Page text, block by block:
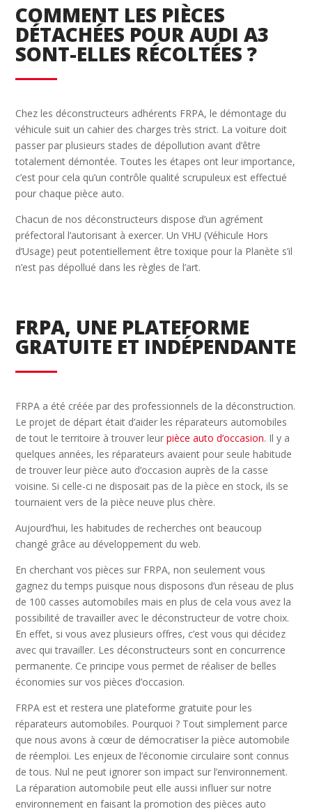
COMMENT LES PIÈCES
DÉTACHÉES POUR AUDI A3
SONT-ELLES RÉCOLTÉES ?
Chez les déconstructeurs adhérents FRPA, le démontage du
véhicule suit un cahier des charges très strict. La voiture doit
passer par plusieurs stades de dépollution avant d’être
totalement démontée. Toutes les étapes ont leur importance,
c’est pour cela qu’un contrôle qualité scrupuleux est effectué
pour chaque pièce auto.
Chacun de nos déconstructeurs dispose d’un agrément
préfectoral l’autorisant à exercer. Un VHU (Véhicule Hors
d’Usage) peut potentiellement être toxique pour la Planète s’il
n’est pas dépollué dans les règles de l’art.
FRPA, UNE PLATEFORME
GRATUITE ET INDÉPENDANTE
FRPA a été créée par des professionnels de la déconstruction.
Le projet de départ était d’aider les réparateurs automobiles
de tout le territoire à trouver leurpièce auto d’occasion. Il y a
quelques années, les réparateurs avaient pour seule habitude
de trouver leur pièce auto d’occasion auprès de la casse
voisine. Si celle-ci ne disposait pas de la pièce en stock, ils se
tournaient vers de la pièce neuve plus chère.
Aujourd’hui, les habitudes de recherches ont beaucoup
changé grâce au développement du web.
En cherchant vos pièces sur FRPA, non seulement vous
gagnez du temps puisque nous disposons d’un réseau de plus
de 100 casses automobiles mais en plus de cela vous avez la
possibilité de travailler avec le déconstructeur de votre choix.
En effet, si vous avez plusieurs offres, c’est vous qui décidez
avec qui travailler. Les déconstructeurs sont en concurrence
permanente. Ce principe vous permet de réaliser de belles
économies sur vos pièces d’occasion.
FRPA est et restera une plateforme gratuite pour les
réparateurs automobiles. Pourquoi ? Tout simplement parce
que nous avons à cœur de démocratiser la pièce automobile
de réemploi. Les enjeux de l’économie circulaire sont connus
de tous. Nul ne peut ignorer son impact sur l’environnement.
La réparation automobile peut elle aussi influer sur notre
environnement en faisant la promotion des pièces auto